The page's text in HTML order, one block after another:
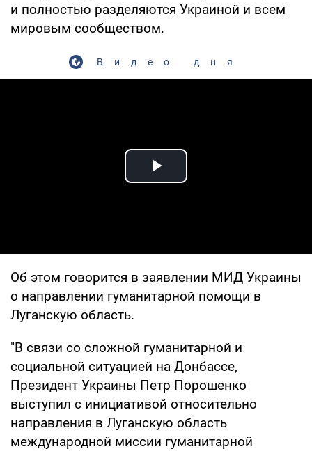
и полностью разделяются Украиной и всем
мировым сообществом.
Видео дня
Play Video
Об этом говорится в заявлении МИД Украины
о направлении гуманитарной помощи в
Луганскую область.
"В связи со сложной гуманитарной и
социальной ситуацией на Донбассе,
Президент Украины Петр Порошенко
выступил с инициативой относительно
направления в Луганскую область
международной миссии гуманитарной